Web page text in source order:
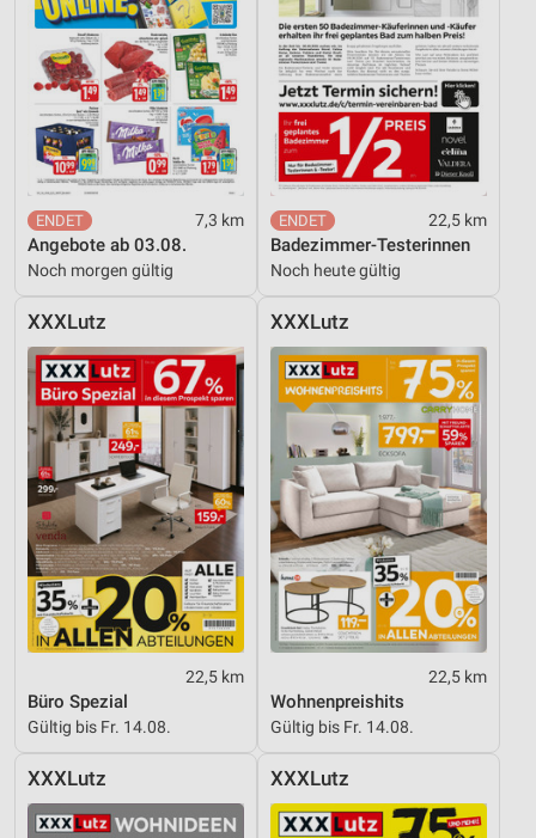
7,3 km
Angebote ab 03.08.
Noch morgen gültig
22,5 km
Badezimmer-Testerinnen
Noch heute gültig
XXXLutz
22,5 km
Büro Spezial
Gültig bis Fr. 14.08.
XXXLutz
22,5 km
Wohnenpreishits
Gültig bis Fr. 14.08.
XXXLutz XXXLutz